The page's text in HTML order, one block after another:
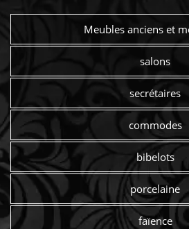
Meubles anciens et
salons
secrétaires
commodes
bibelots
porcelaine
faïence